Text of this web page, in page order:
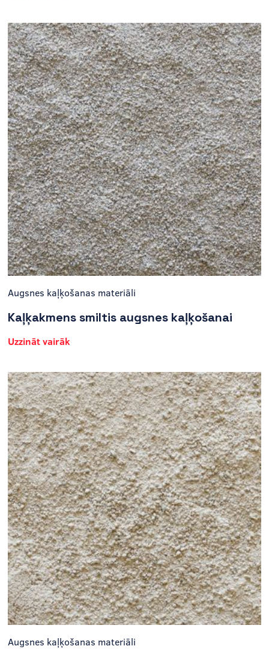
Augsnes kaļķošanas materiāli
Kaļķakmens smiltis augsnes kaļķošanai
Uzzināt vairāk
Augsnes kaļķošanas materiāli